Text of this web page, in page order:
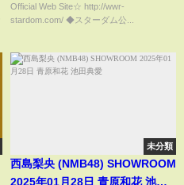
目はプロレス対決！-2.26
SHOWCASE Vol.4 神戸大会-
Official Web Site☆ http://wwr-
stardom.com/ ◆スターダム公...
未分類
西島梨央 (NMB48) SHOWROOM
2025年01月28日 青原和花 池田